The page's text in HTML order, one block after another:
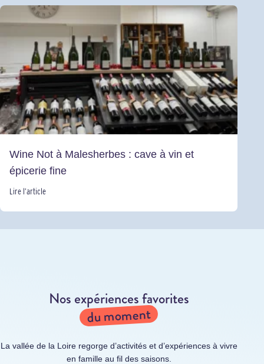
Wine Not à Malesherbes : cave à vin et
épicerie fine
Lire l’article
Nos expériences favorites
du moment
La vallée de la Loire regorge d’activités et d’expériences à vivre
en famille au fil des saisons.